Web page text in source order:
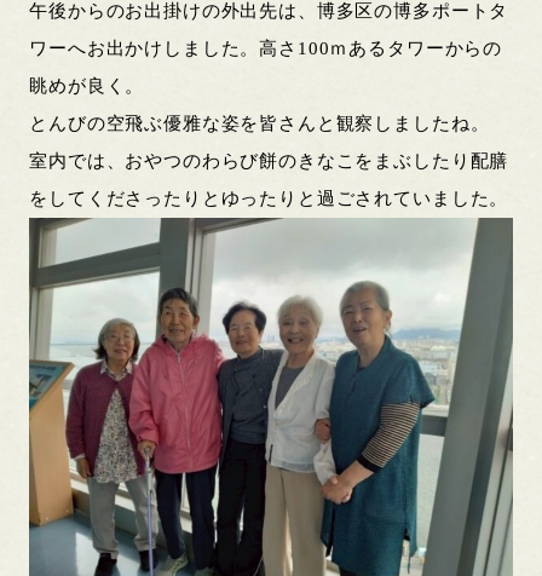
午後からのお出掛けの外出先は、博多区の博多ポートタ
ワーへお出かけしました。高さ100ｍあるタワーからの
眺めが良く。
とんびの空飛ぶ優雅な姿を皆さんと観察しましたね。
室内では、おやつのわらび餅のきなこをまぶしたり配膳
をしてくださったりとゆったりと過ごされていました。